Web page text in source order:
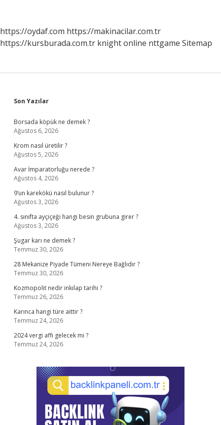
https://oydaf.com https://makinacilar.com.tr
https://kursburada.com.tr knight online nttgame Sitemap
Sidebar
Son Yazılar
Borsada köpük ne demek ?
Ağustos 6, 2026
Krom nasıl üretilir ?
Ağustos 5, 2026
Avar İmparatorluğu nerede ?
Ağustos 4, 2026
9’un karekökü nasıl bulunur ?
Ağustos 3, 2026
4. sınıfta ayçiçeği hangi besin grubuna girer ?
Ağustos 3, 2026
Şugar karı ne demek ?
Temmuz 30, 2026
28 Mekanize Piyade Tümeni Nereye Bağlıdır ?
Temmuz 30, 2026
Kozmopolit nedir inkılap tarihi ?
Temmuz 26, 2026
Karınca hangi türe aittir ?
Temmuz 24, 2026
2024 vergi affı gelecek mi ?
Temmuz 24, 2026